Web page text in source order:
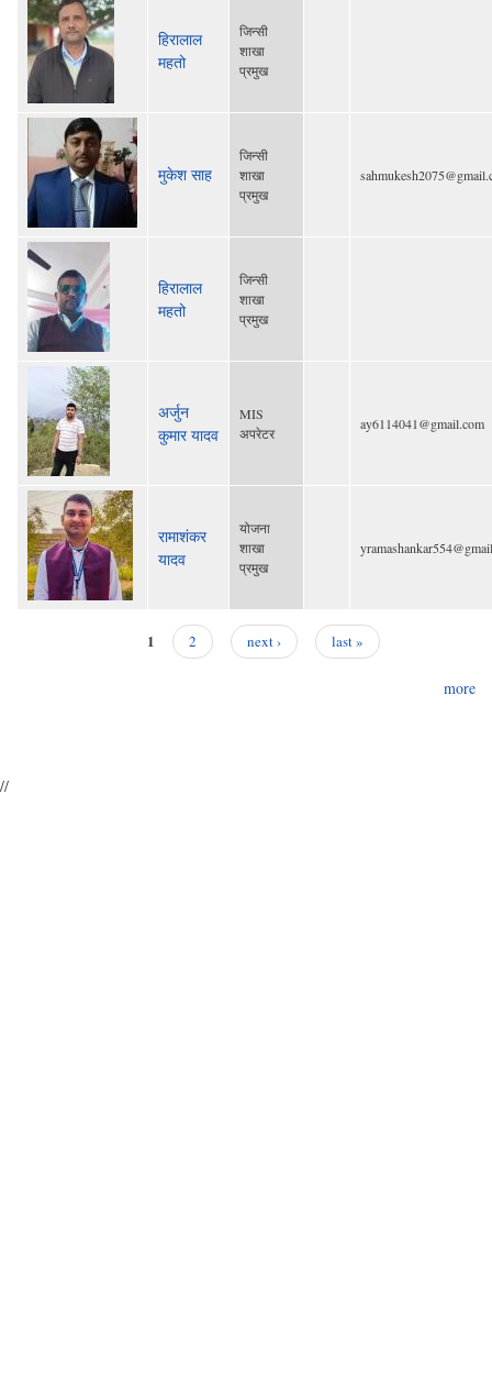
हिरालाल
महतो
जिन्सी
शाखा
प्रमुख
मुकेश साह
जिन्सी
शाखा
प्रमुख
हिरालाल
महतो
जिन्सी
शाखा
प्रमुख
अर्जुन
कुमार यादव
MIS
अपरेटर
ay6114041@gmail.com
रामाशंकर
यादव
योजना
शाखा
प्रमुख
1 2 next › last »
more
//